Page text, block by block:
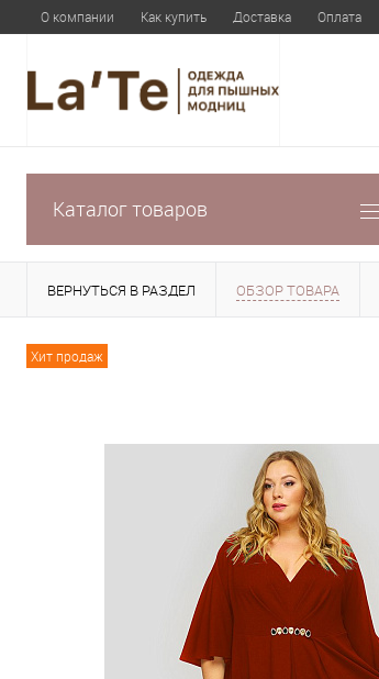
О компании Как купить Доставка Оплата
Каталог товаров
ВЕРНУТЬСЯ В РАЗДЕЛ ОБЗОР ТОВАРА
Хит продаж